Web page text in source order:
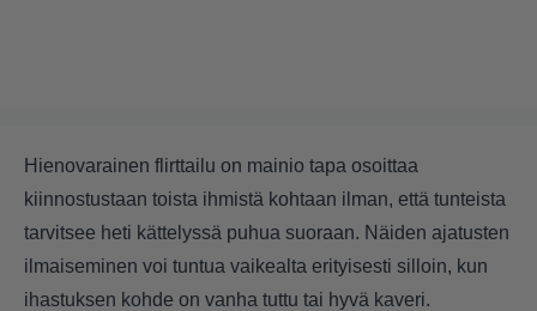
Hienovarainen flirttailu on mainio tapa osoittaa
kiinnostustaan toista ihmistä kohtaan ilman, että tunteista
tarvitsee heti kättelyssä puhua suoraan. Näiden ajatusten
ilmaiseminen voi tuntua vaikealta erityisesti silloin, kun
ihastuksen kohde on vanha tuttu tai hyvä kaveri.